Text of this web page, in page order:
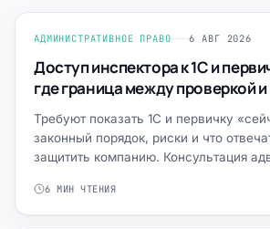
АДМИНИСТРАТИВНОЕ ПРАВО 6 АВГ 2026
Доступ инспектора к 1С и
где граница между проверкой
Требуют показать 1С и первичку
законный порядок, риски и что
защитить компанию. Консультация
6 МИН ЧТЕНИЯ